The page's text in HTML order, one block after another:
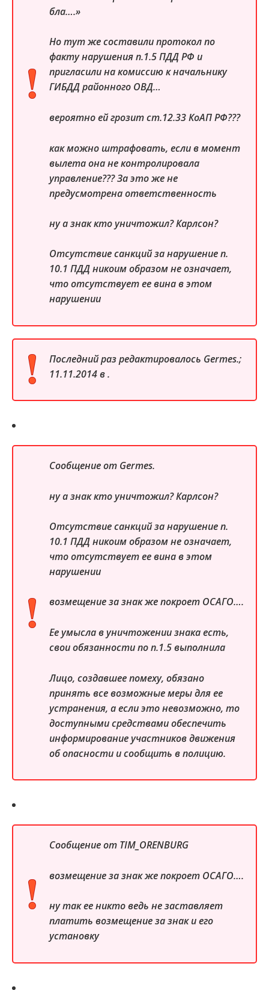
бла….»
Но тут же составили протокол по
факту нарушения п.1.5 ПДД РФ и
пригласили на комиссию к начальнику
ГИБДД районного ОВД…
вероятно ей грозит ст.12.33 КоАП РФ???
как можно штрафовать, если в момент
вылета она не контролировала
управление??? За это же не
предусмотрена ответственность
ну а знак кто уничтожил? Карлсон?
Отсутствие санкций за нарушение п.
10.1 ПДД никоим образом не означает,
что отсутствует ее вина в этом
нарушении
Последний раз редактировалось Germes.;
11.11.2014 в .
Сообщение от Germes.
ну а знак кто уничтожил? Карлсон?
Отсутствие санкций за нарушение п.
10.1 ПДД никоим образом не означает,
что отсутствует ее вина в этом
нарушении
возмещение за знак же покроет ОСАГО….
Ее умысла в уничтожении знака есть,
свои обязанности по п.1.5 выполнила
Лицо, создавшее помеху, обязано
принять все возможные меры для ее
устранения, а если это невозможно, то
доступными средствами обеспечить
информирование участников движения
об опасности и сообщить в полицию.
Сообщение от TIM_ORENBURG
возмещение за знак же покроет ОСАГО….
ну так ее никто ведь не заставляет
платить возмещение за знак и его
установку